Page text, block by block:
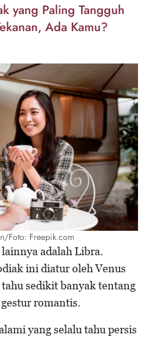
yang Paling Tangguh
Ada Kamu?
Foto: Freepik.com
adalah Libra.
ini diatur oleh Venus
sedikit banyak tentang
romantis.
yang selalu tahu persis